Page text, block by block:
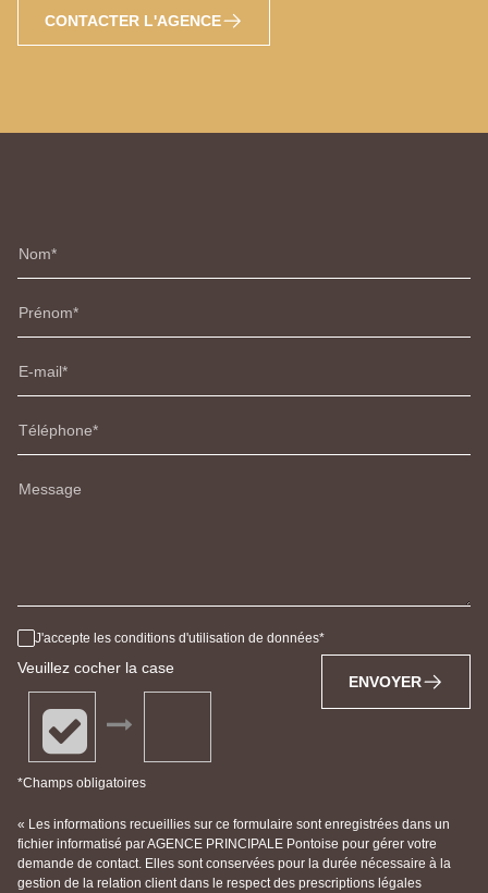
CONTACTER L'AGENCE
Nom
Prénom
E-mail
Téléphone
Message
J'accepte les conditions d'utilisation de données
Veuillez cocher la case
*Champs obligatoires
ENVOYER
« Les informations recueillies sur ce formulaire sont enregistrées dans un
fichier informatisé par AGENCE PRINCIPALE Pontoise pour gérer votre
demande de contact. Elles sont conservées pour la durée nécessaire à la
gestion de la relation client dans le respect des prescriptions légales